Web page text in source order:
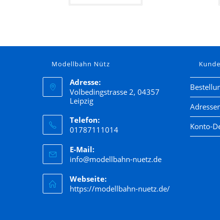
Modellbahn Nütz
Adresse:
Volbedingstrasse 2, 04357
Leipzig
Telefon:
01787111014
E-Mail:
info@modellbahn-nuetz.de
Webseite:
https://modellbahn-nuetz.de/
Kunde
Konto-